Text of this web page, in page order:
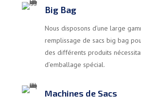
Big Bag
Nous disposons d’une large
remplissage de sacs big bag
des différents produits
d’emballage spécial.
Machines de Sacs